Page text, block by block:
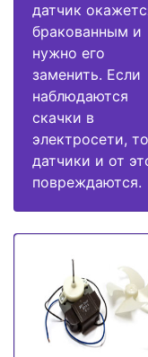
датчик
бракованным и
нужно его
заменить. Если
наблюдаются
скачки в
электросети, то
датчики и от
повреждаются.